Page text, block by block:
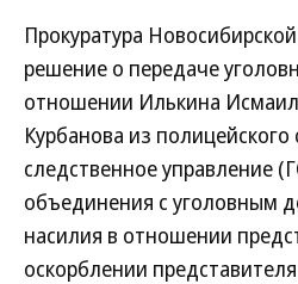
Прокуратура
решение о передаче
отношении Илькина
Курбанова из
следственное управление
объединения с уголовным
насилия в отношении
оскорблении